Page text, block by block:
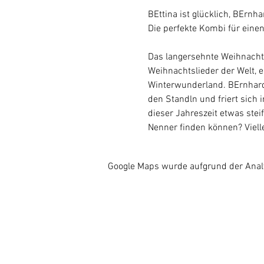
BEttina ist glücklich,
Die perfekte Kombi für
Das langersehnte
Weihnachtslieder der Welt,
Winterwunderland.
den Standln und friert sich
dieser Jahreszeit etwas
Nenner finden können?
Google Maps wurde aufgrund der